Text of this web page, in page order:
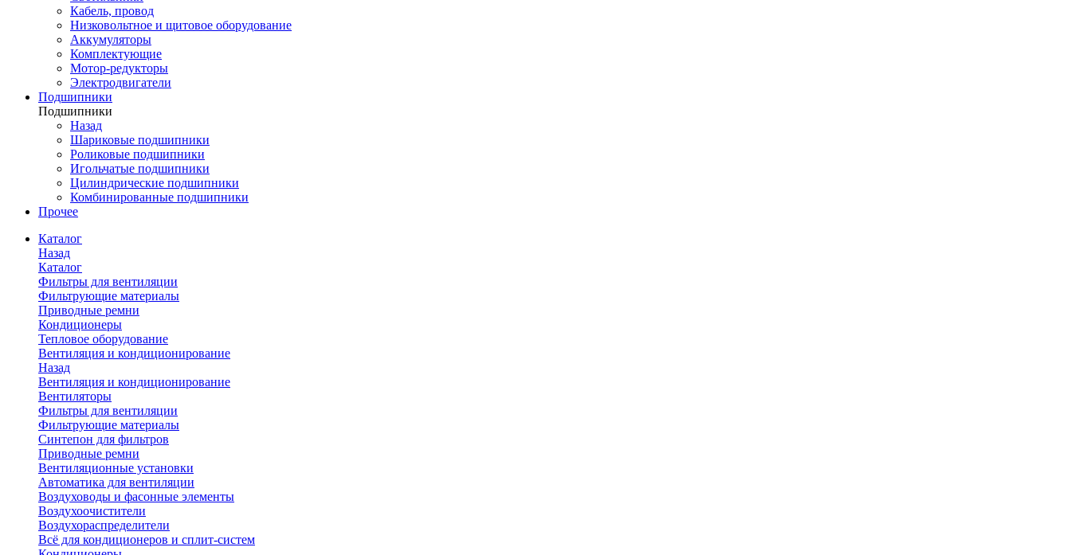
Кабель, провод
Низковольтное и щитовое оборудование
Аккумуляторы
Комплектующие
Мотор-редукторы
Электродвигатели
Подшипники
Подшипники
Назад
Шариковые подшипники
Роликовые подшипники
Игольчатые подшипники
Цилиндрические подшипники
Комбинированные подшипники
Прочее
Каталог
Назад
Каталог
Фильтры для вентиляции
Фильтрующие материалы
Приводные ремни
Кондиционеры
Тепловое оборудование
Вентиляция и кондиционирование
Назад
Вентиляция и кондиционирование
Вентиляторы
Фильтры для вентиляции
Фильтрующие материалы
Синтепон для фильтров
Приводные ремни
Вентиляционные установки
Автоматика для вентиляции
Воздуховоды и фасонные элементы
Воздухоочистители
Воздухораспределители
Всё для кондиционеров и сплит-систем